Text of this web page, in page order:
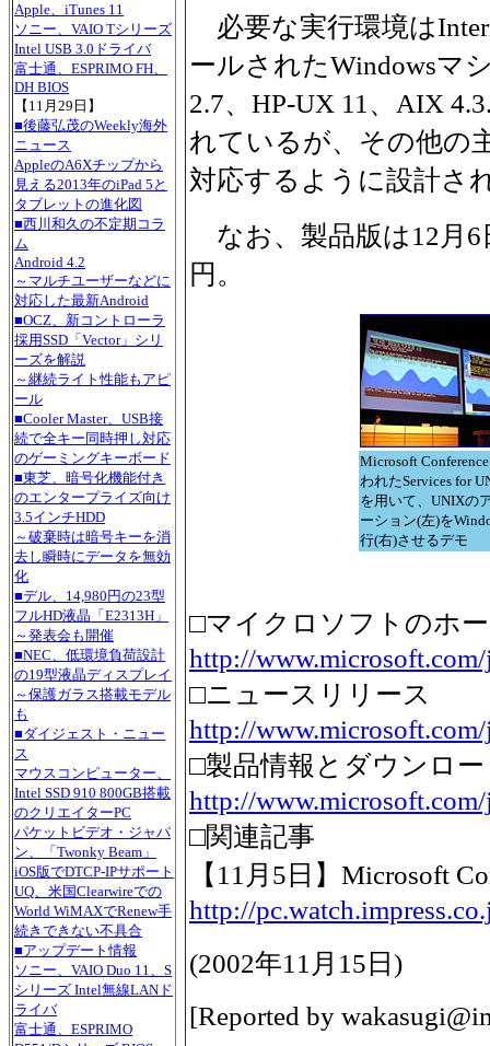
Apple、iTunes 11
ソニー、VAIO Tシリーズ
Intel USB 3.0ドライバ
富士通、ESPRIMO FH、
DH BIOS
【11月29日】
■後藤弘茂のWeekly海外
ニュース
AppleのA6Xチップから
見える2013年のiPad 5と
タブレットの進化図
■西川和久の不定期コラ
ム
Android 4.2
～マルチユーザーなどに
対応した最新Android
■OCZ、新コントローラ
採用SSD「Vector」シリ
ーズを解説
～継続ライト性能もアピ
ール
■Cooler Master、USB接
続で全キー同時押し対応
のゲーミングキーボード
■東芝、暗号化機能付き
のエンタープライズ向け
3.5インチHDD
～破棄時は暗号キーを消
去し瞬時にデータを無効
化
■デル、14,980円の23型
フルHD液晶「E2313H」
～発表会も開催
■NEC、低環境負荷設計
の19型液晶ディスプレイ
～保護ガラス搭載モデル
も
■ダイジェスト・ニュー
ス
マウスコンピューター、
Intel SSD 910 800GB搭載
のクリエイターPC
パケットビデオ・ジャパ
ン、「Twonky Beam」
iOS版でDTCP-IPサポート
UQ、米国Clearwireでの
World WiMAXでRenew手
続きできない不具合
■アップデート情報
ソニー、VAIO Duo 11、S
シリーズ Intel無線LANド
ライバ
富士通、ESPRIMO
必要な実行環境は
ールされたWindowsマ
2.7、HP-UX 11、AIX
れているが、その他の
対応するように設計さ
なお、製品版は12月6
円。
Microsoft
われたServices for
を用いて、UNIXの
ーション(左)を
行(右)させるデモ
□マイクロソフトのホ
http://
□ニュースリリース
http://www.microsoft.com/
□製品情報とダウンロ
http://
□関連記事
【11月5日】Microsoft
http://
(2002年11月15日 )
[Reported by